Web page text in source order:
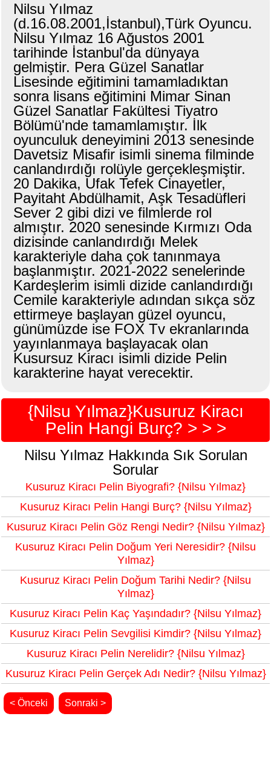
Nilsu Yılmaz
(d.16.08.2001,İstanbul),Türk Oyuncu.
Nilsu Yılmaz 16 Ağustos 2001
tarihinde İstanbul'da dünyaya
gelmiştir. Pera Güzel Sanatlar
Lisesinde eğitimini tamamladıktan
sonra lisans eğitimini Mimar Sinan
Güzel Sanatlar Fakültesi Tiyatro
Bölümü'nde tamamlamıştır. İlk
oyunculuk deneyimini 2013 senesinde
Davetsiz Misafir isimli sinema filminde
canlandırdığı rolüyle gerçekleşmiştir.
20 Dakika, Ufak Tefek Cinayetler,
Payitaht Abdülhamit, Aşk Tesadüfleri
Sever 2 gibi dizi ve filmlerde rol
almıştır. 2020 senesinde Kırmızı Oda
dizisinde canlandırdığı Melek
karakteriyle daha çok tanınmaya
başlanmıştır. 2021-2022 senelerinde
Kardeşlerim isimli dizide canlandırdığı
Cemile karakteriyle adından sıkça söz
ettirmeye başlayan güzel oyuncu,
günümüzde ise FOX Tv ekranlarında
yayınlanmaya başlayacak olan
Kusursuz Kiracı isimli dizide Pelin
karakterine hayat verecektir.
{Nilsu Yılmaz}Kusuruz Kiracı
Pelin Hangi Burç? > > >
Nilsu Yılmaz Hakkında Sık Sorulan
Sorular
Kusuruz Kiracı Pelin Biyografi? {Nilsu Yılmaz}
Kusuruz Kiracı Pelin Hangi Burç? {Nilsu Yılmaz}
Kusuruz Kiracı Pelin Göz Rengi Nedir? {Nilsu Yılmaz}
Kusuruz Kiracı Pelin Doğum Yeri Neresidir? {Nilsu
Yılmaz}
Kusuruz Kiracı Pelin Doğum Tarihi Nedir? {Nilsu
Yılmaz}
Kusuruz Kiracı Pelin Kaç Yaşındadır? {Nilsu Yılmaz}
Kusuruz Kiracı Pelin Sevgilisi Kimdir? {Nilsu Yılmaz}
Kusuruz Kiracı Pelin Nerelidir? {Nilsu Yılmaz}
Kusuruz Kiracı Pelin Gerçek Adı Nedir? {Nilsu Yılmaz}
< Önceki Sonraki >